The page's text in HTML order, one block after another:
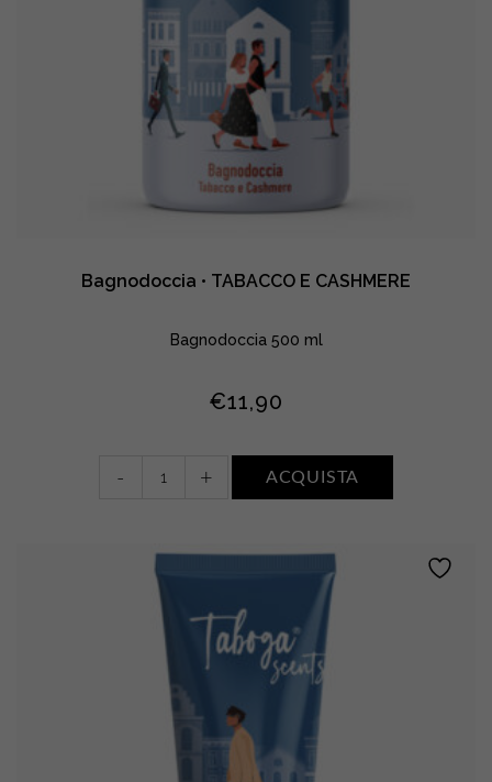
Bagnodoccia • TABACCO E CASHMERE
Bagnodoccia 500 ml
€11,90
Bagnodoccia
quantity
- + ACQUISTA